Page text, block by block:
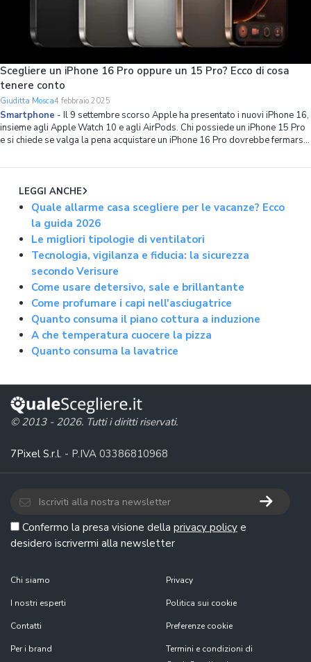
Scegliere un iPhone 16 Pro oppure un 15 Pro? Ecco di cosa
tenere conto
Giuditta Mosca4 febbraio 2025
Smartphone - Il 9 settembre scorso Apple ha presentato i nuovi iPhone 16,
insieme agli Apple Watch 10 e agli AirPods. Chi possiede un iPhone 15 Pro
e si chiede se valga la pena acquistare un iPhone 16 Pro dovrebbe fermarsi
questa domanda v
LEGGI ANCHE
Quale allarme casa scegliere per le vacanze? Ecco
la guida 2026
Le migliori tipologie di ventilatori
Tecnologia, vigilanza e fiducia: la sicurezza
secondo Verisure
Come usare detersivo, sale e brillantante
Come profumare i capi nell'asciugatrice
Quanto consuma il piano cottura a induzione
A che temperatura cuocere la pizza
Quanto consuma la lavatrice
© 2013 - 2026. Tutti i diritti riservati.
7Pixel S.r.l. - P.IVA 03386810968
Confermo la presa visione della privacy policy e
desidero iscrivermi alla newsletter
Chi siamo
I nostri esperti
Contatti
Per i brand
Privacy
Politica sui cookie
Preferenze cookie
Termini e condizioni di